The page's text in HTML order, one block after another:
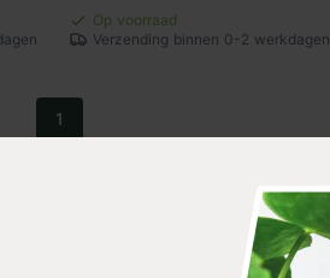
Op voorraad
Verzending binnen 0-2 werkdagen
1